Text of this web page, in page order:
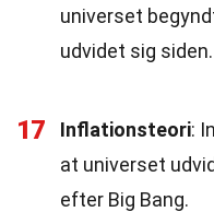
universet
udvidet sig siden.
17 Inflationsteori:
at universet
efter Big Bang.